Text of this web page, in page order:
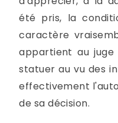
été pris, la
caractère
appartient au
statuer au vu des
effectivement
de sa décision.